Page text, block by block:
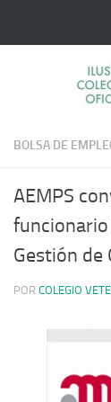
BOLSA DE
AEMPS
funcionario
Gestión de
POR COLEGIO